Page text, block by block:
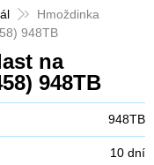
Hmoždinka
948TB
na
948TB
948TB
10 dní